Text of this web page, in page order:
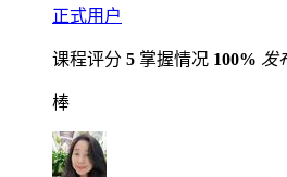
正式用户
课程评分 5 掌握情况 100% 发
棒